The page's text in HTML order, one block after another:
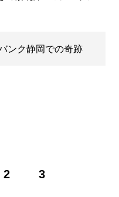
ンク静岡での奇跡
2 3
半世紀ほど勤めた会社を退